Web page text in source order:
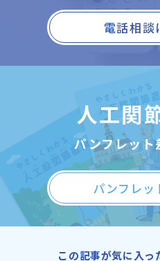
電話相談
人工関
パンフレッ
パンフレッ
この記事が気に入っ